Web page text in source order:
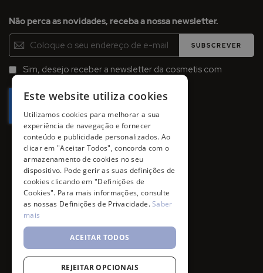
Não perca as novidades, receba a nossa newsletter.
Inscreva-
se
na
Newsletter:
SUBSCREVER
Sim, desejo receber a newsletter da cosmetis com
Este website utiliza cookies
Utilizamos cookies para melhorar a sua
experiência de navegação e fornecer
conteúdo e publicidade personalizados. Ao
clicar em "Aceitar Todos", concorda com o
armazenamento de cookies no seu
dispositivo. Pode gerir as suas definições de
cookies clicando em "Definições de
Cookies". Para mais informações, consulte
as nossas Definições de Privacidade.Saber
mais
ACEITAR TODOS
REJEITAR OPCIONAIS